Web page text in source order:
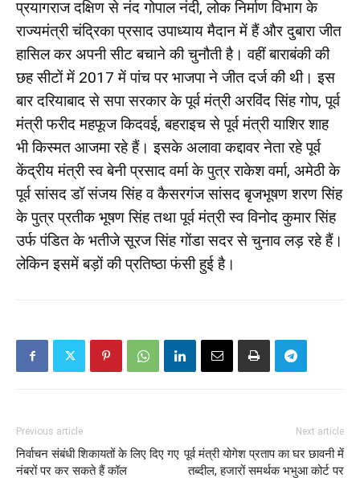
प्रयागराज दक्षिण से नंद गोपाल नंदी, लोक निर्माण विभाग के
राज्यमंत्री चंद्रिका प्रसाद उपाध्याय मैदान में हैं और दुबारा जीत
हासिल कर अपनी सीट बचाने की चुनौती है। वहीं बाराबंकी की
छह सीटों में 2017 में पांच पर भाजपा ने जीत दर्ज की थी। इस
बार दरियाबाद से सपा सरकार के पूर्व मंत्री अरविंद सिंह गोप, पूर्व
मंत्री फरीद महफूज किदवई, बहराइच से पूर्व मंत्री याशिर शाह
भी किस्मत आजमा रहे हैं। इसके अलावा कद्दावर नेता रहे पूर्व
केंद्रीय मंत्री स्व बेनी प्रसाद वर्मा के पुत्र राकेश वर्मा, अमेठी के
पूर्व सांसद डॉ संजय सिंह व कैसरगंज सांसद बृजभूषण शरण सिंह
के पुत्र प्रतीक भूषण सिंह तथा पूर्व मंत्री स्व विनोद कुमार सिंह
उर्फ पंडित के भतीजे सूरज सिंह गोंडा सदर से चुनाव लड़ रहे हैं।
लेकिन इसमें बड़ों की प्रतिष्ठा फंसी हुई है।
Previous article
निर्वाचन संबंधी शिकायतों के लिए दिए गए
नंबरों पर कर सकते हैं कॉल
Next article
पूर्व मंत्री योगेश प्रताप का घर छावनी में
तब्दील, हजारों समर्थक भभुआ कोर्ट पर